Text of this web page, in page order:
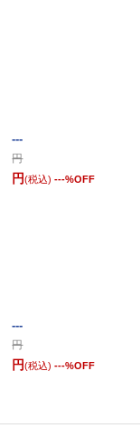
---
円
円(税込) ---%OFF
---
円
円(税込) ---%OFF